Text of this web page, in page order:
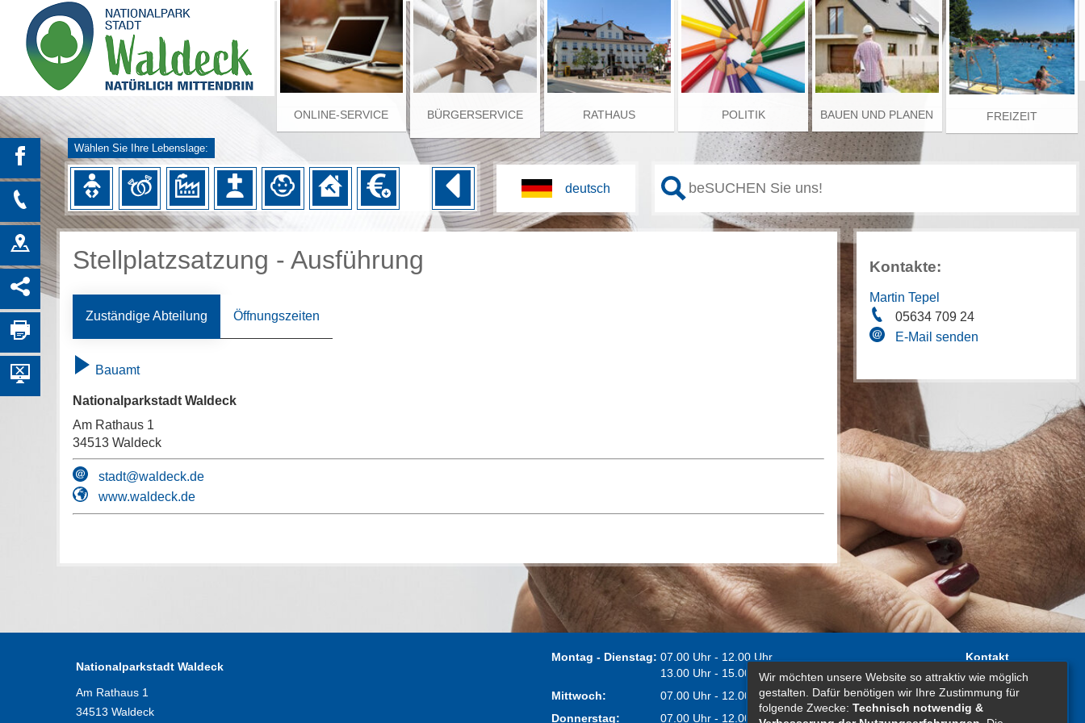
ONLINE-SERVICE BÜRGERSERVICE RATHAUS POLITIK BAUEN UND PLANEN FREIZEIT
Wählen Sie Ihre Lebenslage:
Stellplatzsatzung - Ausführung
Zuständige Abteilung Öffnungszeiten
Bauamt
Nationalparkstadt Waldeck
Am Rathaus 1
34513 Waldeck
stadt@waldeck.de
www.waldeck.de
Kontakte:
Martin Tepel
05634 709 24
E-Mail senden
Nationalparkstadt Waldeck
Am Rathaus 1
34513 Waldeck
Montag - Dienstag: 07.00 Uhr - 12.00 Uhr
13.00 Uhr - 15.00 Uhr
Mittwoch:
07.00 Uhr - 12.00 Uhr
Donnerstag:
07.00 Uhr - 12.00 Uhr
Kontakt
Impressum
Erklärung zur
Barrierefreiheit
Wir möchten unsere Website so attraktiv wie möglich
gestalten. Dafür benötigen wir Ihre Zustimmung für
folgende Zwecke: Technisch notwendig &